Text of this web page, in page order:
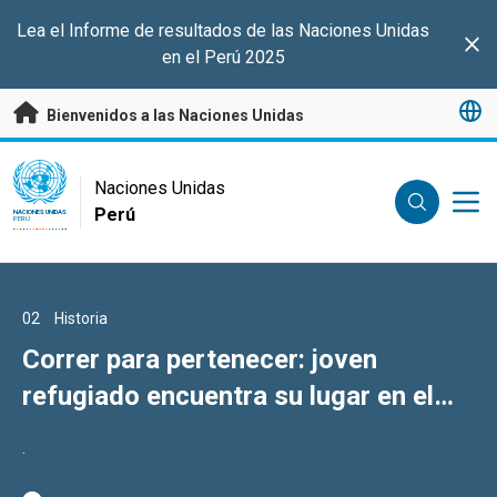
Lea el Informe de resultados de las Naciones Unidas
en el Perú 2025
Bienvenidos a las Naciones Unidas
UN Logo
NACIONES UNIDAS
PERÚ
Naciones Unidas
Perú
01 Historia
Una llamada que cambia vidas:
cuando el voluntariado acorta
02 Historia
Correr para pertenecer: joven
refugiado encuentra su lugar en el
03 Historia
La misión de Gisella Godier:
transformar las infancias en Perú